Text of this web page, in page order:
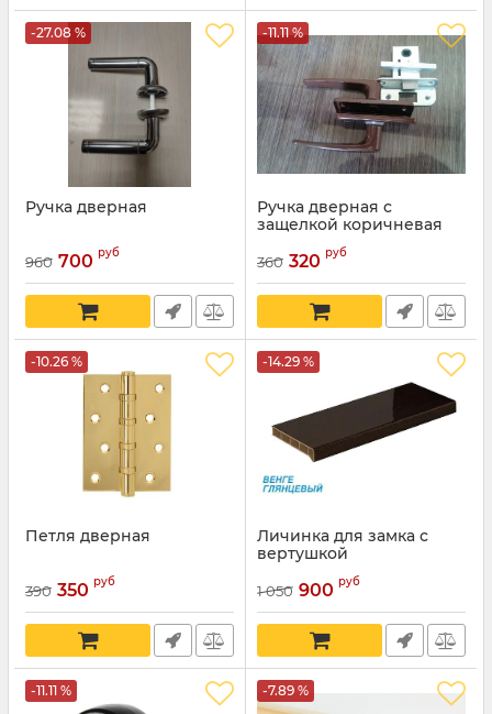
-27.08 %
Ручка дверная
960 700 руб
-11.11 %
Ручка дверная с
защелкой коричневая
360 320 руб
-10.26 %
Петля дверная
390 350 руб
-14.29 %
Личинка для замка с
вертушкой
1 050 900 руб
-11.11 % -7.89 %